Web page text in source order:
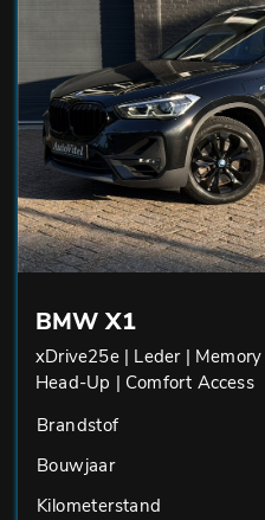
BMW X1
xDrive25e | Leder |
Head-Up | Comfort Access
Brandstof
Bouwjaar
Kilometerstand